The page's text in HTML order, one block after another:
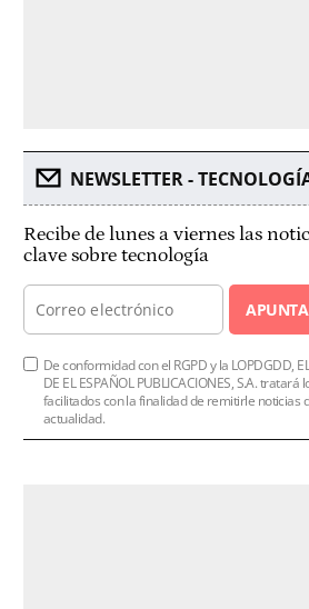
NEWSLETTER -
Recibe de lunes a viernes las
clave sobre tecnología
De conformidad con el RGPD y la LOPDGDD,
DE EL ESPAÑOL PUBLICACIONES, S.A. tratará
facilitados con la finalidad de remitirle noticias
actualidad.